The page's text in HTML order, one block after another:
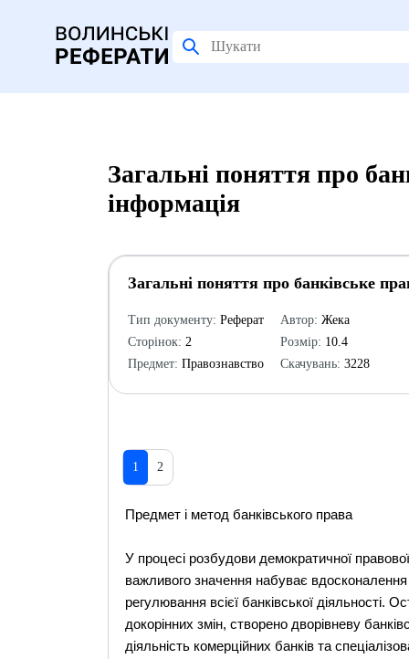
Загальні поняття про
інформація
Загальні поняття про банківське
Тип документу: Реферат
Сторінок: 2
Предмет: Правознавство
Автор: Жека
Розмір: 10.4
Скачувань: 3228
1 2
Предмет і метод банківського права
У процесі розбудови демократичної
важливого значення набуває вдосконалення
регулювання всієї банківської діяльності.
докорінних змін, створено дворівневу
діяльність комерційних банків та